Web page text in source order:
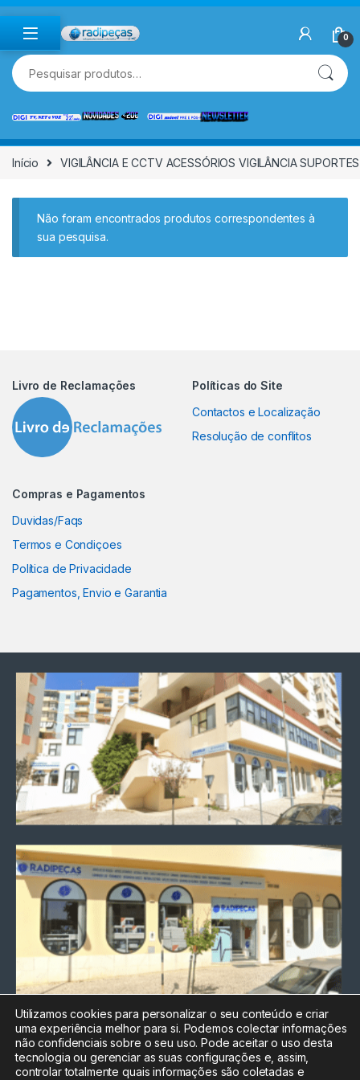
Skip to navigation
Skip to content
0
Pesquisar por:
Início VIGILÂNCIA E CCTV ACESSÓRIOS VIGILÂNCIA
Não foram encontrados produtos correspondentes à
sua pesquisa.
Livro de Reclamações
Políticas do Site
Contactos e Localização
Resolução de conflitos
Compras e Pagamentos
Duvidas/Faqs
Termos e Condiçoes
Política de Privacidade
Pagamentos, Envio e Garantia
Chamada para a rede fixa
nacional
Electrónica:212
Utilizamos cookies para personalizar o seu conteúdo e criar
uma experiência melhor para si. Podemos colectar informações
não confidenciais sobre o seu uso. Pode aceitar o uso desta
tecnologia ou gerenciar as suas configurações e, assim,
controlar totalmente quais informações são coletadas e